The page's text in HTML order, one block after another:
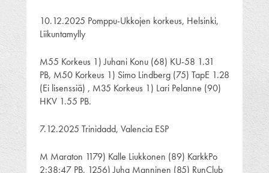
10.12.2025 Pomppu-Ukkojen korkeus, Helsinki,
Liikuntamylly
M55 Korkeus 1) Juhani Konu (68) KU-58 1.31
PB, M50 Korkeus 1) Simo Lindberg (75) TapE 1.28
(Ei lisenssiä) , M35 Korkeus 1) Lari Pelanne (90)
HKV 1.55 PB.
7.12.2025 Trinidadd, Valencia ESP
M Maraton 1179) Kalle Liukkonen (89) KarkkPo
2:38:47 PB, 1256) Juha Manninen (85) RunClub